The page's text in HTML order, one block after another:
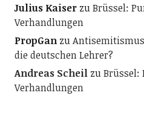
Julius KaiserzuBrüssel:
Verhandlungen
PropGanzu
die deutschen Lehrer?
Andreas ScheilzuBrüssel:
Verhandlungen